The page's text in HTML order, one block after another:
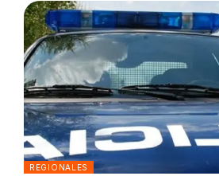
REGIONALES